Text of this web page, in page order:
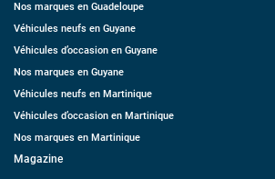
Nos marques en Guadeloupe
Véhicules neufs en Guyane
Véhicules d’occasion en Guyane
Nos marques en Guyane
Véhicules neufs en Martinique
Véhicules d’occasion en Martinique
Nos marques en Martinique
Magazine